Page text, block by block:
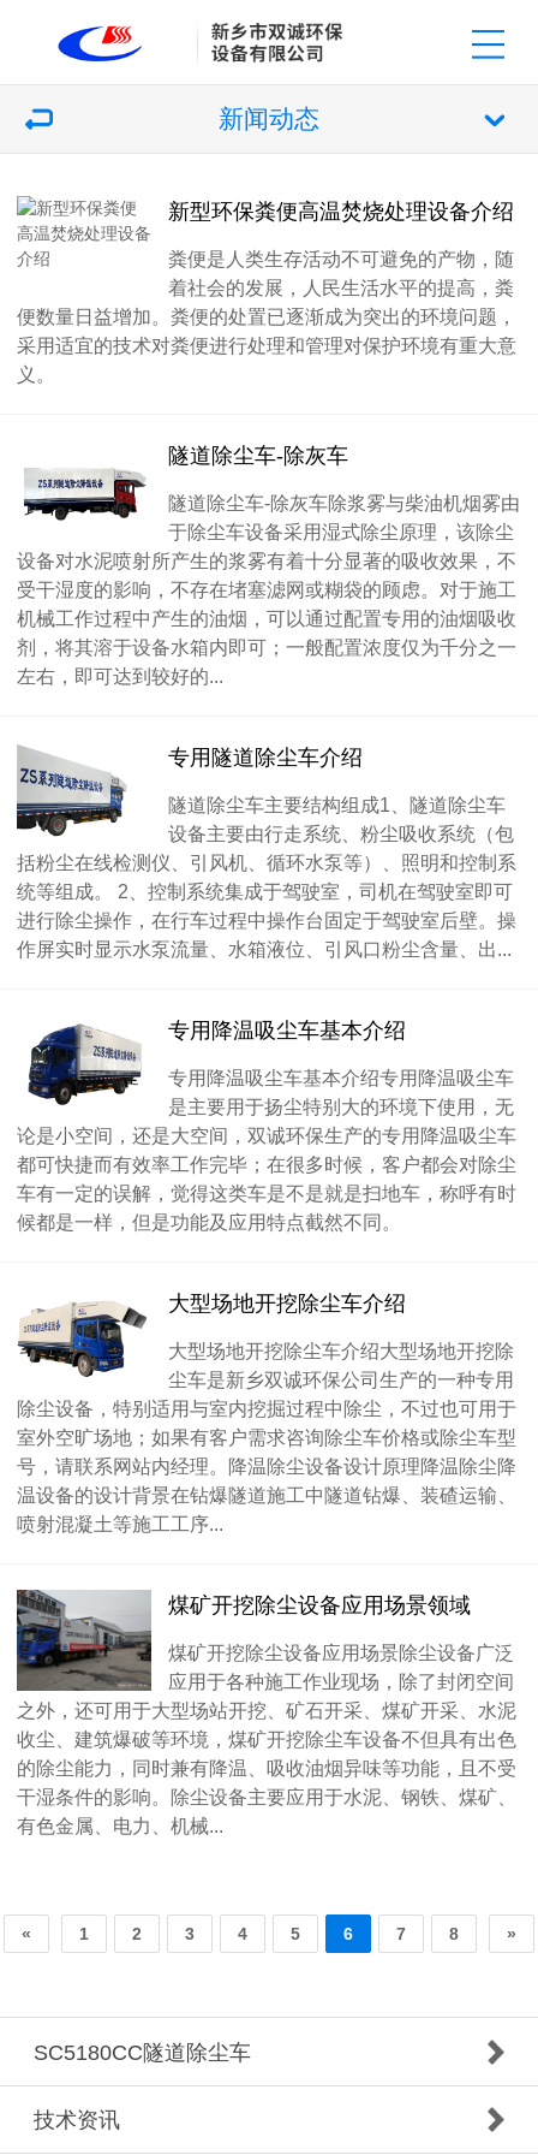
新闻动态
新型环保粪便高温焚烧处理设备介绍
粪便是人类生存活动不可避免的产物，随
着社会的发展，人民生活水平的提高，粪
便数量日益增加。粪便的处置已逐渐成为突出的环境问题，
采用适宜的技术对粪便进行处理和管理对保护环境有重大意
义。
隧道除尘车-除灰车
隧道除尘车-除灰车除浆雾与柴油机烟雾由
于除尘车设备采用湿式除尘原理，该除尘
设备对水泥喷射所产生的浆雾有着十分显著的吸收效果，不
受干湿度的影响，不存在堵塞滤网或糊袋的顾虑。对于施工
机械工作过程中产生的油烟，可以通过配置专用的油烟吸收
剂，将其溶于设备水箱内即可；一般配置浓度仅为千分之一
左右，即可达到较好的...
专用隧道除尘车介绍
隧道除尘车主要结构组成1、隧道除尘车
设备主要由行走系统、粉尘吸收系统（包
括粉尘在线检测仪、引风机、循环水泵等）、照明和控制系
统等组成。 2、控制系统集成于驾驶室，司机在驾驶室即可
进行除尘操作，在行车过程中操作台固定于驾驶室后壁。操
作屏实时显示水泵流量、水箱液位、引风口粉尘含量、出...
专用降温吸尘车基本介绍
专用降温吸尘车基本介绍专用降温吸尘车
是主要用于扬尘特别大的环境下使用，无
论是小空间，还是大空间，双诚环保生产的专用降温吸尘车
都可快捷而有效率工作完毕；在很多时候，客户都会对除尘
车有一定的误解，觉得这类车是不是就是扫地车，称呼有时
候都是一样，但是功能及应用特点截然不同。
大型场地开挖除尘车介绍
大型场地开挖除尘车介绍大型场地开挖除
尘车是新乡双诚环保公司生产的一种专用
除尘设备，特别适用与室内挖掘过程中除尘，不过也可用于
室外空旷场地；如果有客户需求咨询除尘车价格或除尘车型
号，请联系网站内经理。降温除尘设备设计原理降温除尘降
温设备的设计背景在钻爆隧道施工中隧道钻爆、装碴运输、
喷射混凝土等施工工序...
煤矿开挖除尘设备应用场景领域
煤矿开挖除尘设备应用场景除尘设备广泛
应用于各种施工作业现场，除了封闭空间
之外，还可用于大型场站开挖、矿石开采、煤矿开采、水泥
收尘、建筑爆破等环境，煤矿开挖除尘车设备不但具有出色
的除尘能力，同时兼有降温、吸收油烟异味等功能，且不受
干湿条件的影响。除尘设备主要应用于水泥、钢铁、煤矿、
有色金属、电力、机械...
« 1 2 3 4 5 6 7 8 »
SC5180CC隧道除尘车
技术资讯